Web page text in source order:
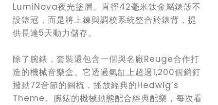
LumiNova夜光塗層。直徑42毫米鈦金屬錶殼不
設錶冠，而是將上鍊與調校系統整合於錶背，提
供長達5天動力儲存。
除了腕錶，套裝還包含一個與名廠Reuge合作打
造的機械音樂盒。它透過氣缸上超過1,200個銷釘
撥動72音節的鋼梳，播放經典的Hedwig’s
Theme。腕錶的機械動態配合經典配樂，每次看